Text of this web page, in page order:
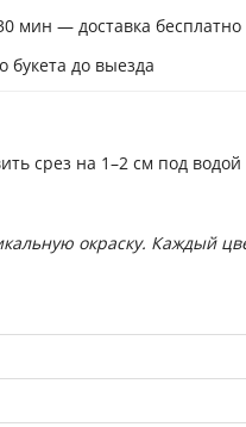
мин — доставка бесплатно
букета до выезда
срез на 1–2 см под
окраску. Каждый